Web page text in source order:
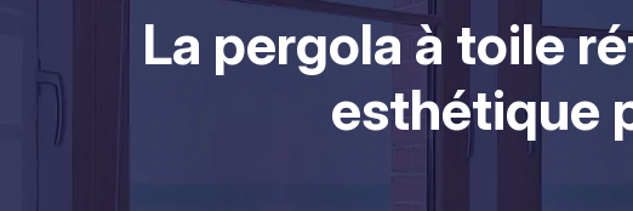
La pergola à toile
esthétique